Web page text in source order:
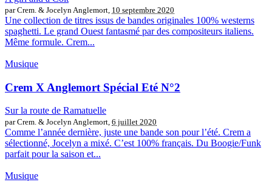
par Crem. & Jocelyn Anglemort, 10 septembre 2020
Une collection de titres issus de bandes originales 100% westerns
spaghetti. Le grand Ouest fantasmé par des compositeurs italiens.
Même formule. Crem...
Musique
Crem X Anglemort Spécial Eté N°2
Sur la route de Ramatuelle
par Crem. & Jocelyn Anglemort, 6 juillet 2020
Comme l’année dernière, juste une bande son pour l’été. Crem a
sélectionné, Jocelyn a mixé. C’est 100% français. Du Boogie/Funk
parfait pour la saison et...
Musique